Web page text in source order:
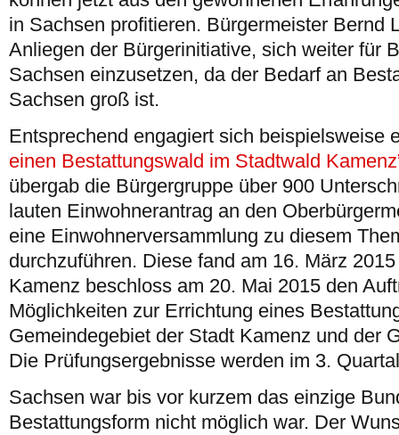
in Sachsen profitieren. Bürgermeister Bernd
Anliegen der Bürgerinitiative, sich weiter für
Sachsen einzusetzen, da der Bedarf an
Sachsen groß ist.
Entsprechend engagiert sich beispielsweise
einen Bestattungswald im Stadtwald
übergab die Bürgergruppe über 900
lauten Einwohnerantrag an den
eine Einwohnerversammlung zu diesem
durchzuführen. Diese fand am 16. März
Kamenz beschloss am 20. Mai 2015 den
Möglichkeiten zur Errichtung eines
Gemeindegebiet der Stadt Kamenz und der
Die Prüfungsergebnisse werden im 3.
Sachsen war bis vor kurzem das einzige
Bestattungsform nicht möglich war. Der